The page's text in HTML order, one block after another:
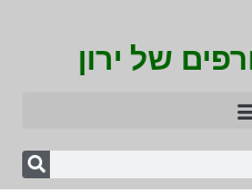
של ירון